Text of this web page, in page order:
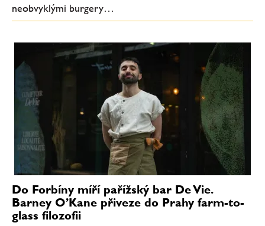
neobvyklými burgery…
Do Forbíny míří pařížský bar De Vie.
Barney O’Kane přiveze do Prahy farm-to-
glass filozofii